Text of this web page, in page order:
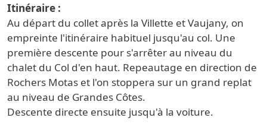
Itinéraire
Au départ du collet après la Villette et Vaujany, on
empreinte l'itinéraire habituel jusqu'au col. Une
première descente pour s'arrêter au niveau du
chalet du Col d'en haut. Repeautage en direction de
Rochers Motas et l'on stoppera sur un grand replat
au niveau de Grandes Côtes.
Descente directe ensuite jusqu'à la voiture.